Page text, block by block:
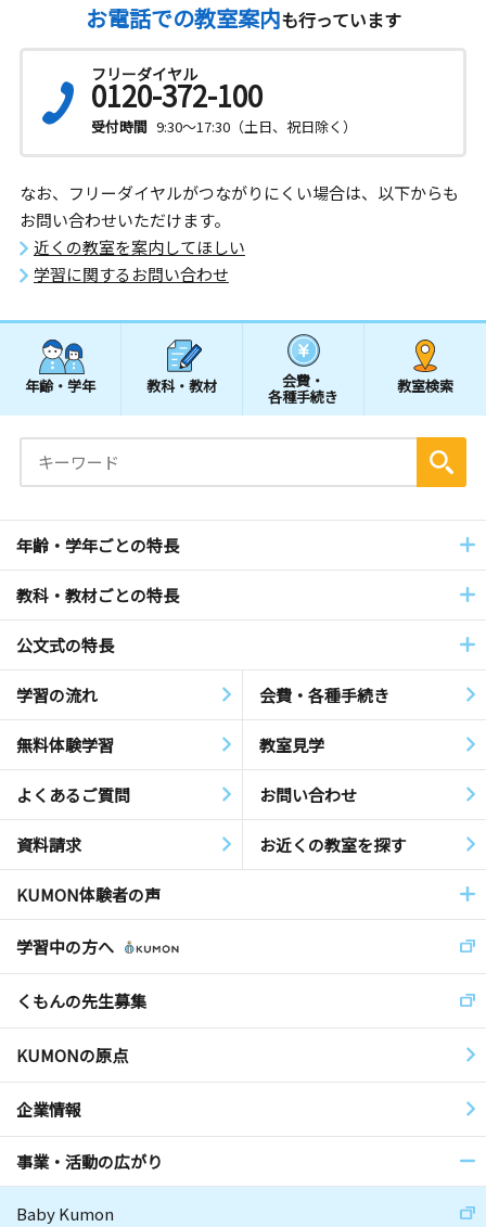
お電話での教室案内も行っています
フリーダイヤル
0120-372-100
受付時間 9:30～17:30（土日、祝日除く）
なお、フリーダイヤルがつながりにくい場合は、以下からも
お問い合わせいただけます。
近くの教室を案内してほしい
学習に関するお問い合わせ
年齢・学年 教科・教材 会費・
各種手続き
教室検索
年齢・学年ごとの特長
教科・教材ごとの特長
公文式の特長
学習の流れ 会費・各種手続き
無料体験学習 教室見学
よくあるご質問 お問い合わせ
資料請求 お近くの教室を探す
KUMON体験者の声
学習中の方へ
くもんの先生募集
KUMONの原点
企業情報
事業・活動の広がり
Baby Kumon